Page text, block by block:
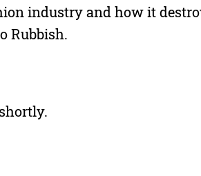
industry and how it
Rubbish.